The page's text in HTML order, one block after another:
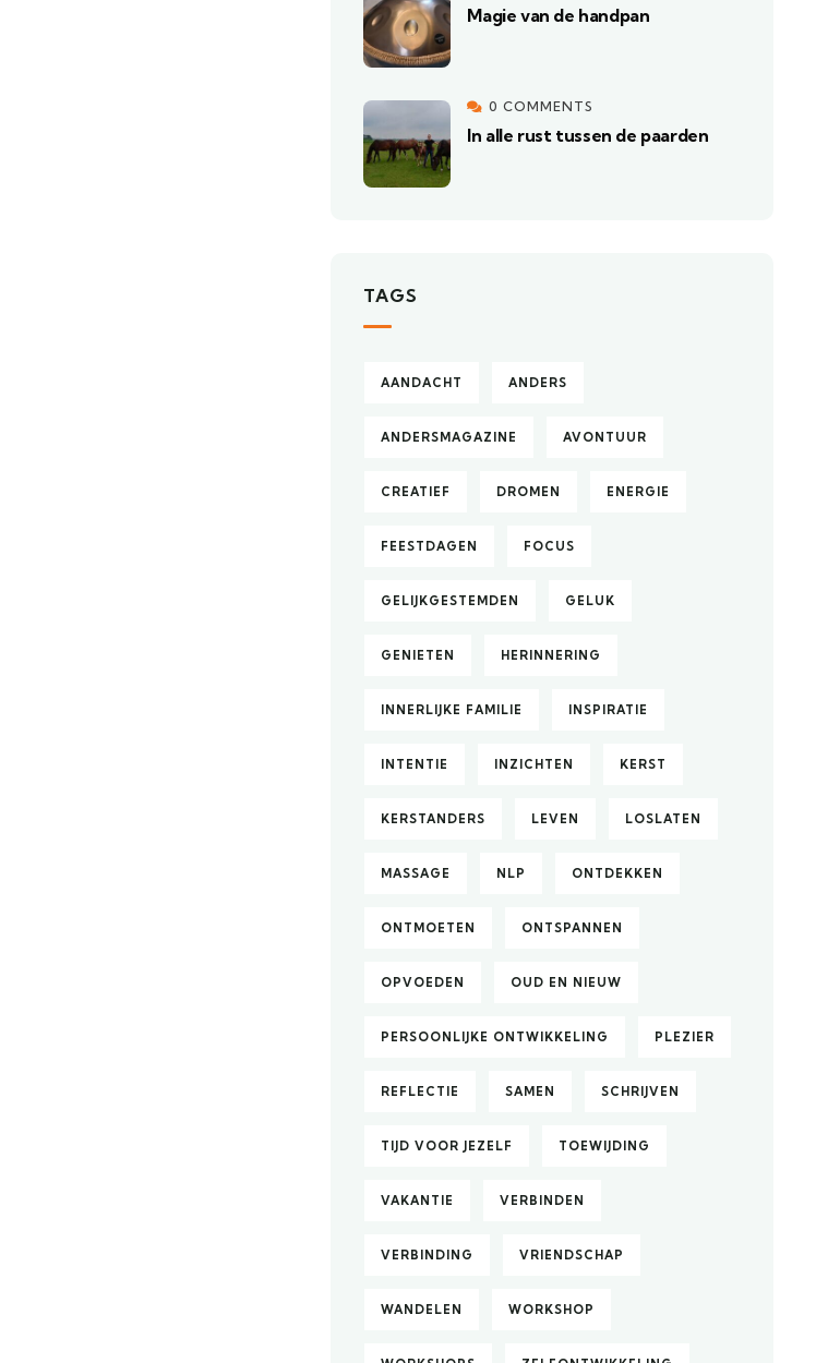
Magie van de handpan
0 COMMENTS
In alle rust tussen de paarden
TAGS
AANDACHT ANDERS
ANDERSMAGAZINE AVONTUUR
CREATIEF DROMEN ENERGIE
FEESTDAGEN FOCUS
GELIJKGESTEMDEN GELUK
GENIETEN HERINNERING
INNERLIJKE FAMILIE INSPIRATIE
INTENTIE INZICHTEN KERST
KERSTANDERS LEVEN LOSLATEN
MASSAGE NLP ONTDEKKEN
ONTMOETEN ONTSPANNEN
OPVOEDEN OUD EN NIEUW
PERSOONLIJKE ONTWIKKELING PLEZIER
REFLECTIE SAMEN SCHRIJVEN
TIJD VOOR JEZELF TOEWIJDING
VAKANTIE VERBINDEN
VERBINDING VRIENDSCHAP
WANDELEN WORKSHOP